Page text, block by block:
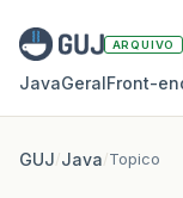
ARQUIVO
JavaGeral
GUJ/Java/Topico